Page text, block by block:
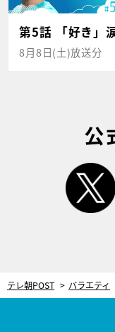
第5話 「好き」
8月8日(土)放送分
公
テレ朝POST バラエティ